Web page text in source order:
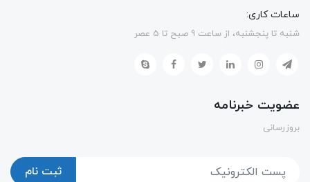
ساعات کاری:
شنبه تا پنجشنبه، از ساعت 9 صبح تا 5 عصر
عضویت خبرنامه
بروزرسانی
ثبت نام